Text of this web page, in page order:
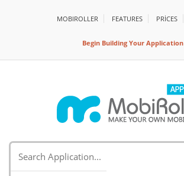
MOBIROLLER FEATURES PRİCES
Begin Building Your Application